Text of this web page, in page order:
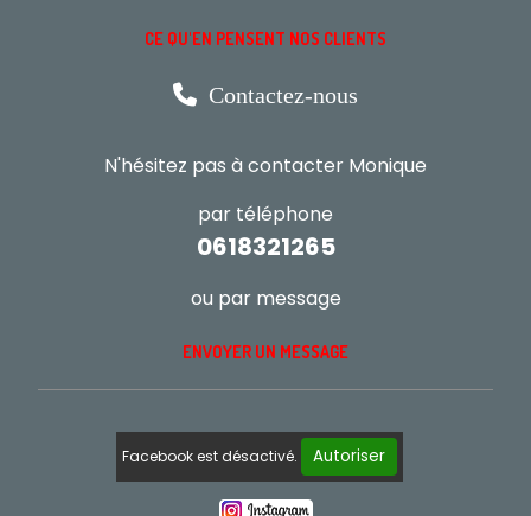
CE QU'EN PENSENT NOS CLIENTS
 Contactez-nous
N'hésitez pas à contacter Monique
par téléphone
0618321265
ou par message
ENVOYER UN MESSAGE
Facebook est désactivé. Autoriser